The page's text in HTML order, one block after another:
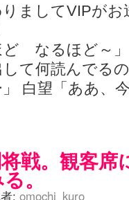
ましてVIPがお
なるほど～」
て何読んでる
白望「ああ、
戦。観客
。
: omochi_kuro